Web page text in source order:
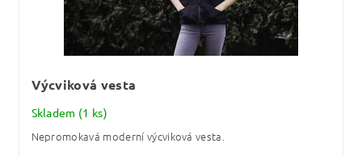
Výcviková vesta
Skladem (1 ks)
Nepromokavá moderní výcviková vesta.